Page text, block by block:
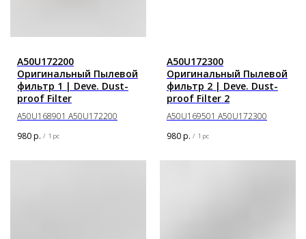
A50U172200
Оригинальный Пылевой
фильтр 1 | Deve. Dust-
proof Filter
A50U168901 A50U172200
980р. / 1 pc
A50U172300
Оригинальный Пылевой
фильтр 2 | Deve. Dust-
proof Filter 2
A50U169501 A50U172300
980р. / 1 pc